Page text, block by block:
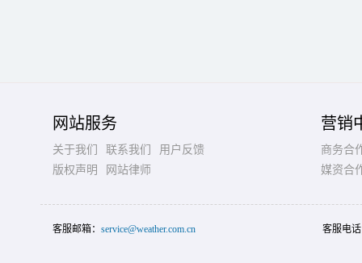
网站服务
关于我们 联系我们
用户反馈
版权声明
网站律师
营销
商务合
媒资合
客服邮箱： service@weather.com.cn 客服电